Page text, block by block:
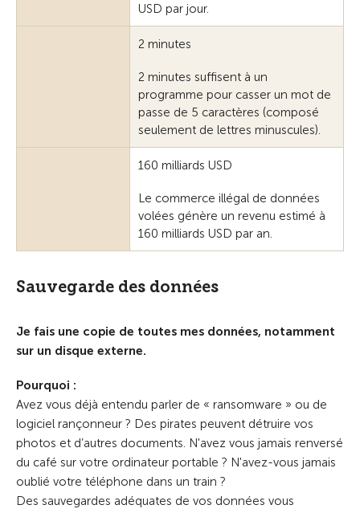
USD par jour.
2 minutes
2 minutes suffisent à un
programme pour casser un mot de
passe de 5 caractères (composé
seulement de lettres minuscules).
160 milliards USD
Le commerce illégal de données
volées génère un revenu estimé à
160 milliards USD par an.
Sauvegarde des données
Je fais une copie de toutes mes données, notamment
sur un disque externe.
Pourquoi :
Avez vous déjà entendu parler de « ransomware » ou de
logiciel rançonneur ? Des pirates peuvent détruire vos
photos et d’autres documents. N'avez vous jamais renversé
du café sur votre ordinateur portable ? N'avez-vous jamais
oublié votre téléphone dans un train ?
Des sauvegardes adéquates de vos données vous